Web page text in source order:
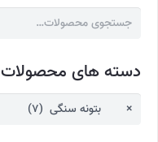
جستجو
دسته های محصولات
× بتونه سنگی (7)